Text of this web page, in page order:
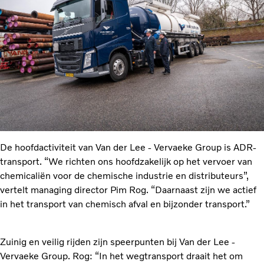
De hoofdactiviteit van Van der Lee - Vervaeke Group is ADR-
transport. “We richten ons hoofdzakelijk op het vervoer van
chemicaliën voor de chemische industrie en distributeurs”,
vertelt managing director Pim Rog. “Daarnaast zijn we actief
in het transport van chemisch afval en bijzonder transport.”
Zuinig en veilig rijden zijn speerpunten bij Van der Lee -
Vervaeke Group. Rog: “In het wegtransport draait het om